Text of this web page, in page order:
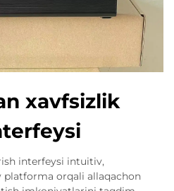
xavfsizlik
interfeysi intuitiv,
platforma orqali allaqachon